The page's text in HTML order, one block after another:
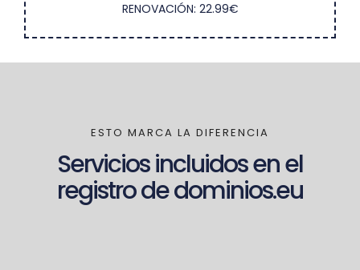
RENOVACIÓN: 22.99€
ESTO MARCA LA DIFERENCIA
Servicios incluidos en el
registro de dominios.eu